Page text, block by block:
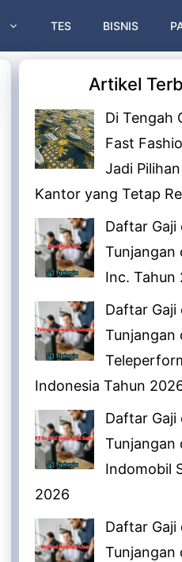
TES BISNIS
Artikel
Di Tengah
Fast
Jadi
Kantor yang Tetap
Daftar Gaji
Tunjangan
Inc. Tahun
Daftar Gaji
Tunjangan
Indonesia Tahun
Daftar Gaji
Tunjangan
Indomobil
2026
Daftar Gaji
Tunjangan